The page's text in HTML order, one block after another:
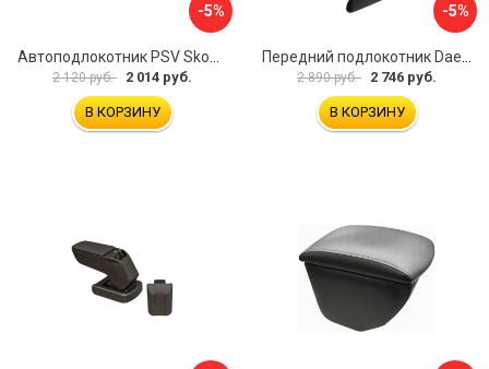
-5%
2 120 руб. 2 014 руб.
В КОРЗИНУ
-5%
2 890 руб. 2 746 руб.
В КОРЗИНУ